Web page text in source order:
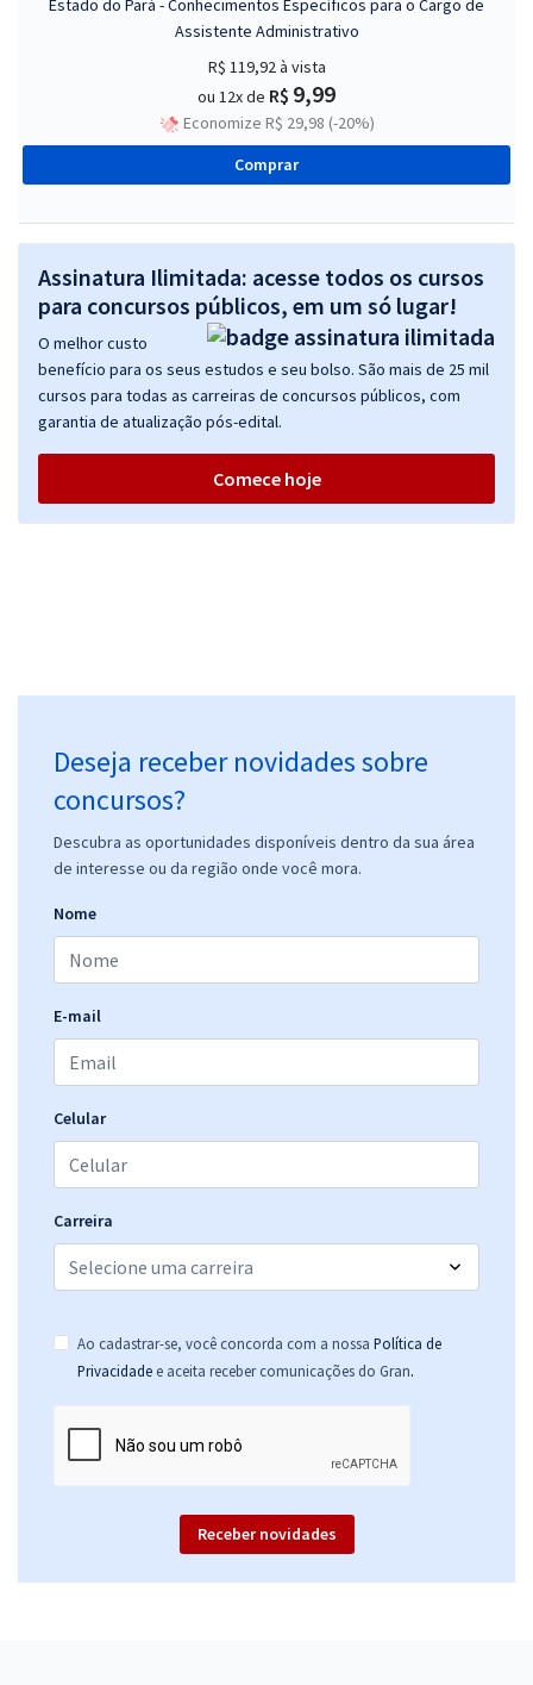
Estado do Pará - Conhecimentos Específicos para o Cargo de
Assistente Administrativo
R$ 119,92à vista
ou 12x de R$ 9,99
Economize R$ 29,98 (-20%)
Comprar
Assinatura Ilimitada: acesse todos os cursos
para concursos públicos, em um só lugar!
O melhor custo
benefício para os seus estudos e seu bolso. São mais de 25 mil
cursos para todas as carreiras de concursos públicos, com
garantia de atualização pós-edital.
Comece hoje
Deseja receber novidades sobre
concursos?
Descubra as oportunidades disponíveis dentro da sua área
de interesse ou da região onde você mora.
Nome
E-mail
Celular
Carreira
Ao cadastrar-se, você concorda com a nossa Política de
Privacidade e aceita receber comunicações do Gran.
Receber novidades